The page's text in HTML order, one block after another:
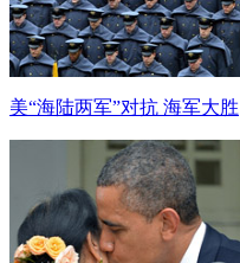
美“海陆两军”对抗 海军大胜